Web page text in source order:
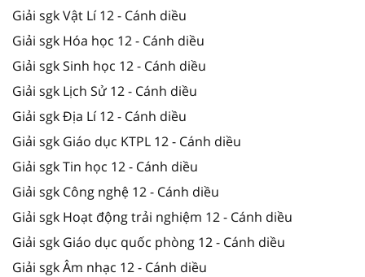
Giải sgk Vật Lí 12 - Cánh diều
Giải sgk Hóa học 12 - Cánh diều
Giải sgk Sinh học 12 - Cánh diều
Giải sgk Lịch Sử 12 - Cánh diều
Giải sgk Địa Lí 12 - Cánh diều
Giải sgk Giáo dục KTPL 12 - Cánh diều
Giải sgk Tin học 12 - Cánh diều
Giải sgk Công nghệ 12 - Cánh diều
Giải sgk Hoạt động trải nghiệm 12 - Cánh diều
Giải sgk Giáo dục quốc phòng 12 - Cánh diều
Giải sgk Âm nhạc 12 - Cánh diều